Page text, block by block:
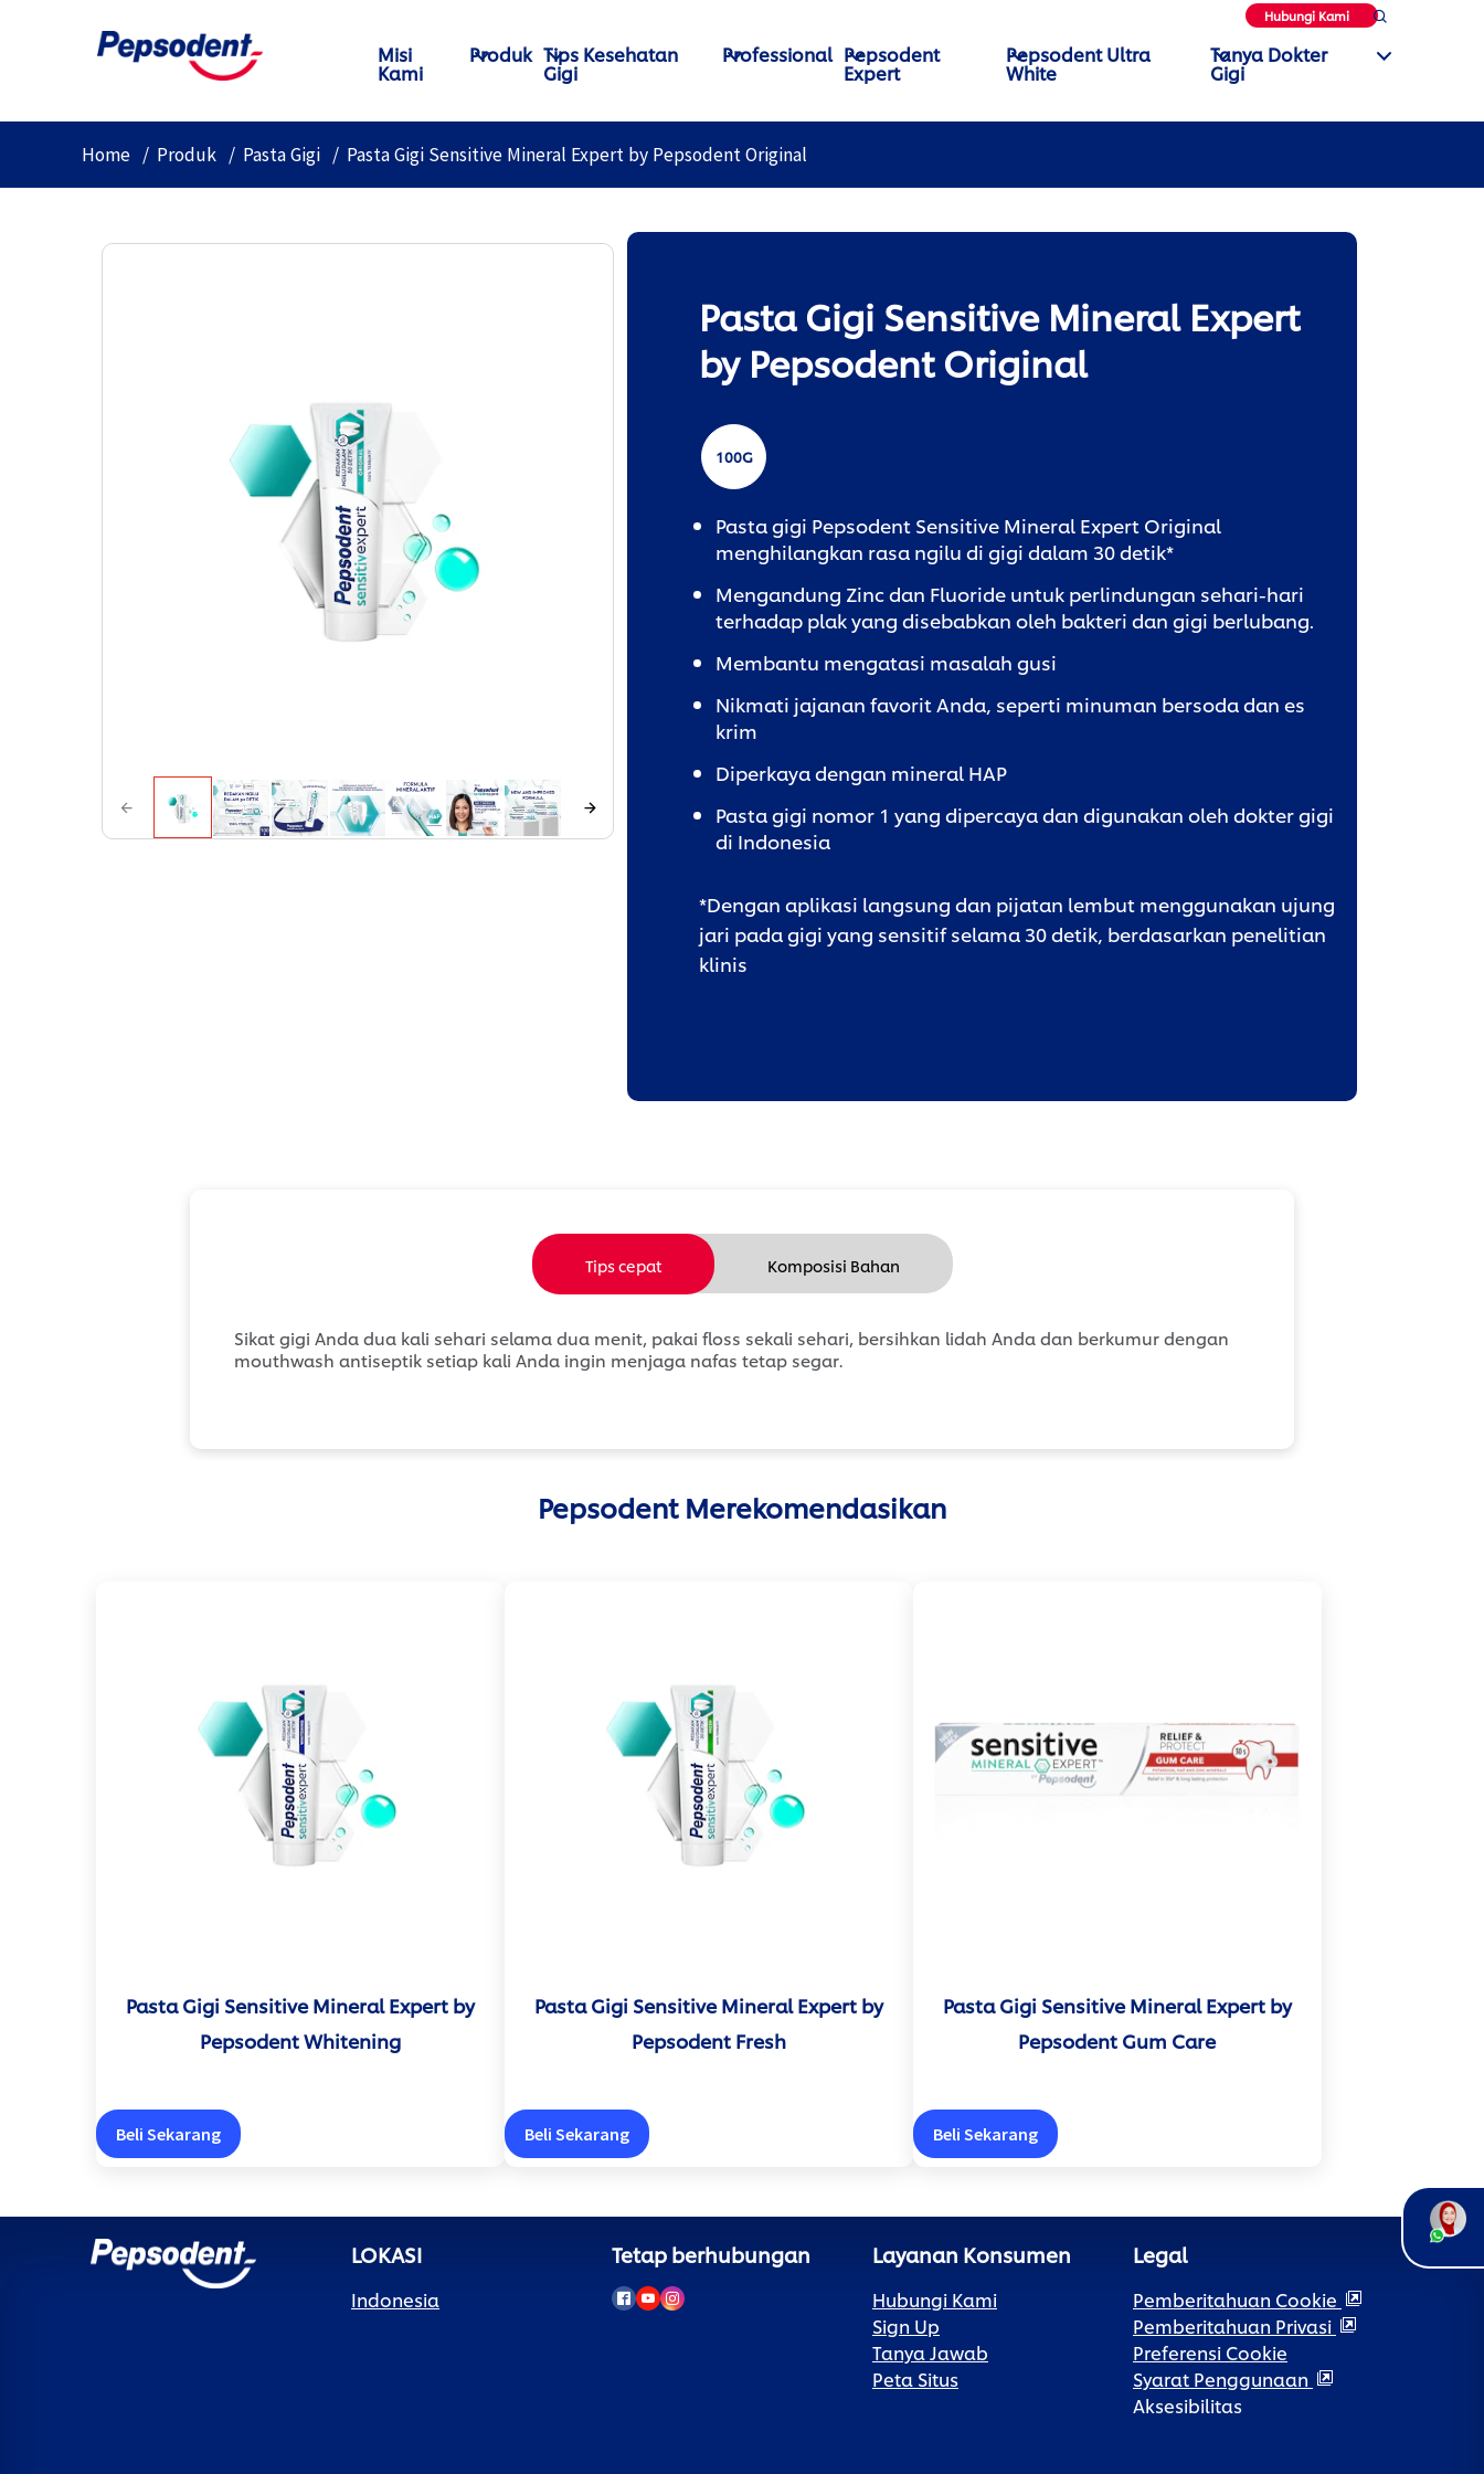
Hubungi Kami
Misi
Kami
Produk Tips Kesehatan
Gigi
Professional Pepsodent
Expert
Pepsodent Ultra
White
Tanya Dokter
Gigi
Home Produk Pasta Gigi Pasta Gigi Sensitive Mineral Expert by Pepsodent Original
Pasta Gigi Sensitive Mineral Expert
by Pepsodent Original
100G
Pasta gigi Pepsodent Sensitive Mineral Expert Original
menghilangkan rasa ngilu di gigi dalam 30 detik*
Mengandung Zinc dan Fluoride untuk perlindungan sehari-hari
terhadap plak yang disebabkan oleh bakteri dan gigi berlubang.
Membantu mengatasi masalah gusi
Nikmati jajanan favorit Anda, seperti minuman bersoda dan es
krim
Diperkaya dengan mineral HAP
Pasta gigi nomor 1 yang dipercaya dan digunakan oleh dokter gigi
di Indonesia
*Dengan aplikasi langsung dan pijatan lembut menggunakan ujung
jari pada gigi yang sensitif selama 30 detik, berdasarkan penelitian
klinis
Tips cepat Komposisi Bahan
Sikat gigi Anda dua kali sehari selama dua menit, pakai floss sekali sehari, bersihkan lidah Anda dan berkumur dengan
mouthwash antiseptik setiap kali Anda ingin menjaga nafas tetap segar.
Pepsodent Merekomendasikan
Pasta Gigi Sensitive Mineral Expert by
Pepsodent Whitening
Beli Sekarang
Pasta Gigi Sensitive Mineral Expert by
Pepsodent Fresh
Beli Sekarang
Pasta Gigi Sensitive Mineral Expert by
Pepsodent Gum Care
Beli Sekarang
Tetap berhubungan Layanan Konsumen
Hubungi Kami
Sign Up
Tanya Jawab
Peta Situs
Legal
Pemberitahuan Cookie
Pemberitahuan Privasi
Preferensi Cookie
Syarat Penggunaan
Aksesibilitas
LOKASI
Indonesia